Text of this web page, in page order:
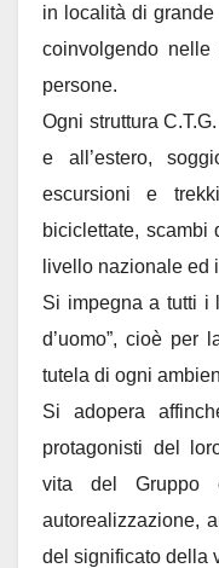
in località di
coinvolgendo
persone.
Ogni struttura
e all’estero,
escursioni e
biciclettate, scambi
livello nazionale ed
Si impegna a tutti i
d’uomo”, cioè per
tutela di ogni
Si adopera
protagonisti del
vita del Gruppo
autorealizzazione,
del significato della